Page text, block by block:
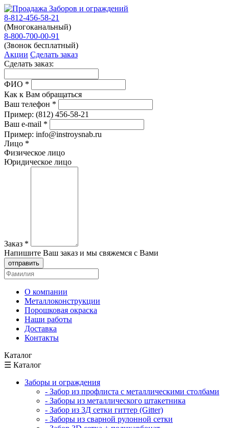
8-812-456-58-21
(Многоканальный)
8-800-700-00-91
(Звонок бесплатный)
Акции Сделать заказ
Сделать заказ:
ФИО *
Как к Вам обращаться
Ваш телефон *
Пример: (812) 456-58-21
Ваш e-mail *
Пример: info@instroysnab.ru
Лицо *
Физическое лицо
Юридическое лицо
Заказ *
Напишите Ваш заказ и мы свяжемся с Вами
отправить
О компании
Металлоконструкции
Порошковая окраска
Наши работы
Доставка
Контакты
Каталог
☰ Каталог
Заборы и ограждения
- Забор из профлиста с металлическими столбами
- Заборы из металлического штакетника
- Забор из 3Д сетки гиттер (Gitter)
- Заборы из сварной рулонной сетки